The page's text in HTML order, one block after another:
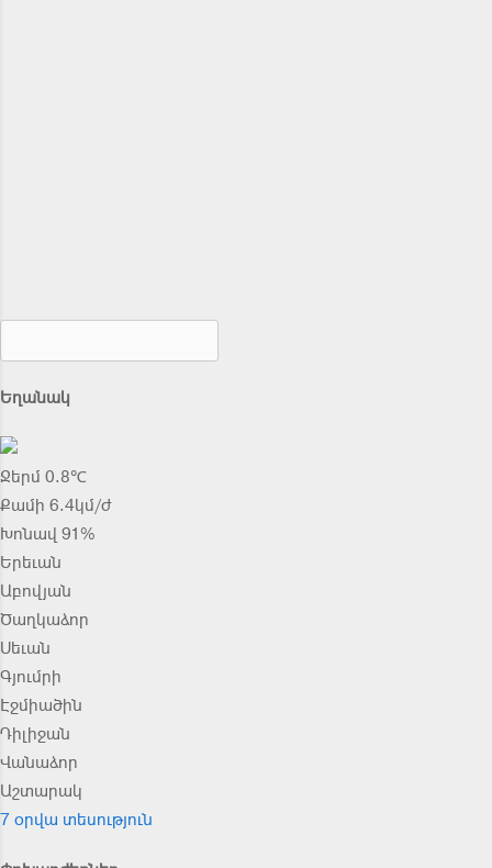
Եղանակ
Ջերմ 0.8℃
Քամի 6.4կմ/ժ
Խոնավ 91%
Երեւան
Աբովյան
Ծաղկաձոր
Սեւան
Գյումրի
Էջմիածին
Դիլիջան
Վանաձոր
Աշտարակ
7 օրվա տեսություն